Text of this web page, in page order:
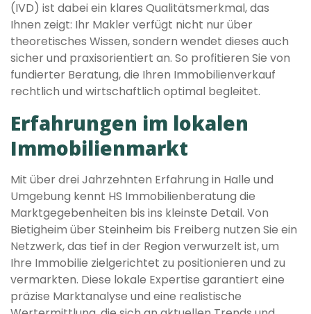
(IVD) ist dabei ein klares Qualitätsmerkmal, das
Ihnen zeigt: Ihr Makler verfügt nicht nur über
theoretisches Wissen, sondern wendet dieses auch
sicher und praxisorientiert an. So profitieren Sie von
fundierter Beratung, die Ihren Immobilienverkauf
rechtlich und wirtschaftlich optimal begleitet.
Erfahrungen im lokalen
Immobilienmarkt
Mit über drei Jahrzehnten Erfahrung in Halle und
Umgebung kennt HS Immobilienberatung die
Marktgegebenheiten bis ins kleinste Detail. Von
Bietigheim über Steinheim bis Freiberg nutzen Sie ein
Netzwerk, das tief in der Region verwurzelt ist, um
Ihre Immobilie zielgerichtet zu positionieren und zu
vermarkten. Diese lokale Expertise garantiert eine
präzise Marktanalyse und eine realistische